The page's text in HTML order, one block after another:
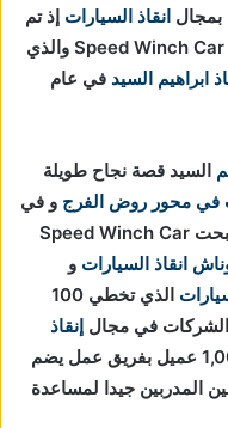
انقاذ السيارات إذ تم
تأسيسها عام 1997 في مصر تحت اسم Speed Winch Car والذي
ابراهيم السيد في عام
السيد قصة نجاح طويلة
في محور روض الفرج و في
مصر عام 2005. وبحلول عام 2018 أصبحت Speed Winch Car
انقاذ السيارات و
الذي تخطي 100
في مجال إنقاذ
، إذ تخدم ما يزيد عن 1,000,000 عميل بفريق عمل يضم
المدربين جيدا لمساعدة